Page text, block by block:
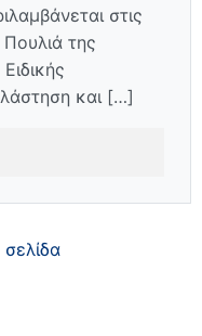
στις
της
και […]